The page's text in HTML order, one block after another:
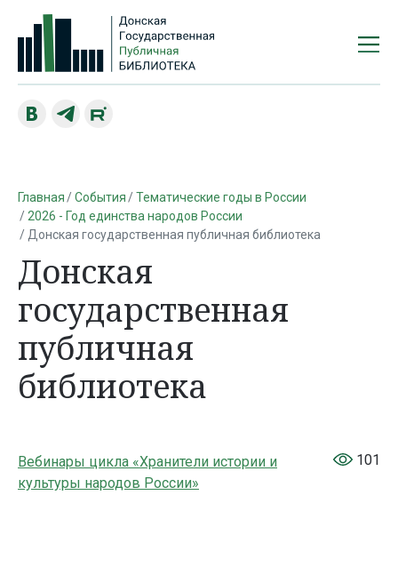
Главная События
Тематические годы в России
2026 - Год единства народов России
Донская государственная публичная библиотека
Донская
государственная
публичная
библиотека
Вебинары цикла «Хранители истории и
культуры народов России»
101